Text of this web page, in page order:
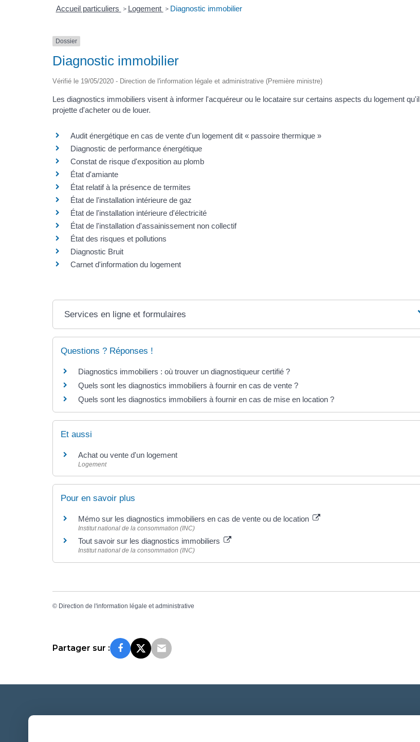
Accueil particuliers > Logement > Diagnostic immobilier
Dossier
Diagnostic immobilier
Vérifié le 19/05/2020 - Direction de l'information légale et administrative (Première ministre)
Les diagnostics immobiliers visent à informer l'acquéreur ou le locataire sur certains aspects du logement qu'il
projette d'acheter ou de louer.
Audit énergétique en cas de vente d'un logement dit « passoire thermique »
Diagnostic de performance énergétique
Constat de risque d'exposition au plomb
État d'amiante
État relatif à la présence de termites
État de l'installation intérieure de gaz
État de l'installation intérieure d'électricité
État de l'installation d'assainissement non collectif
État des risques et pollutions
Diagnostic Bruit
Carnet d'information du logement
Services en ligne et formulaires
Questions ? Réponses !
Diagnostics immobiliers : où trouver un diagnostiqueur certifié ?
Quels sont les diagnostics immobiliers à fournir en cas de vente ?
Quels sont les diagnostics immobiliers à fournir en cas de mise en location ?
Et aussi
Achat ou vente d'un logement
Logement
Pour en savoir plus
Mémo sur les diagnostics immobiliers en cas de vente ou de location
Institut national de la consommation (INC)
Tout savoir sur les diagnostics immobiliers
Institut national de la consommation (INC)
© Direction de l'information légale et administrative
Partager sur :